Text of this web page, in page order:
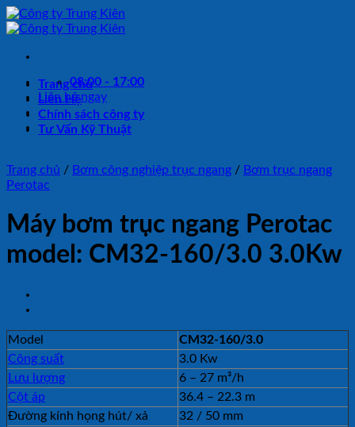
Bỏ
qua
dung
Trang chủ
Liên Hệ
Chính sách công ty
Tư Vấn Kỹ Thuật
08:00 - 17:00
Liên hệ ngay
Trang chủ / Bơm công nghiệp trục ngang / Bơm trục ngang
Perotac
Máy bơm trục ngang Perotac
model: CM32-160/3.0 3.0Kw
Model
CM32-160/3.0
Công suất
3.0 Kw
Lưu lượng
6 – 27 m³/h
Cột áp
36.4 – 22.3 m
Đường kính họng hút/ xả
32 / 50 mm